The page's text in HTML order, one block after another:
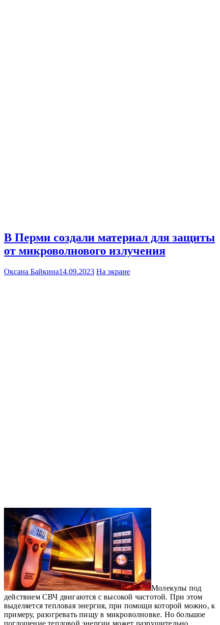
В Перми создали материал для защиты
от микроволнового излучения
Оксана Байкина14.09.2023 На экране
Молекулы под
действием СВЧ двигаются с высокой частотой. При этом
выделяется тепловая энергия, при помощи которой можно, к
примеру, разогревать пищу в микроволновке. Но большое
поглощение тепловой энергии может разрушительно